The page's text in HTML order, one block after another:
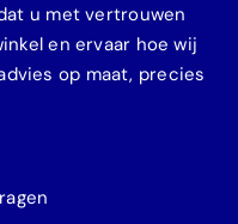
u met vertrouwen
en ervaar hoe wij
op maat, precies